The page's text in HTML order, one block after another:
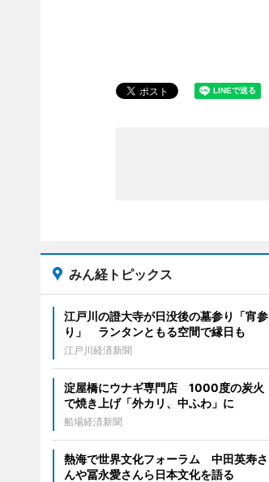
みん経トピックス
江戸川の證大寺が日没後の墓参り「宵参
り」 ランタンともる空間で縁日も
江戸川経済新聞
淀屋橋にウナギ専門店 1000度の炭火
で焼き上げ「外カリ、中ふわ」に
船場経済新聞
熱海で世界文化フォーラム 中田英寿さ
んや冨永愛さんら日本文化を語る